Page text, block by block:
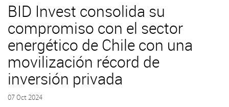
BID Invest consolida su
compromiso con el sector
energético de Chile con una
movilización récord de
inversión privada
07 Oct 2024